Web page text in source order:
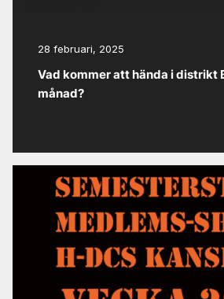
28 februari, 2025
Vad kommer att hända i distrikt
månad?